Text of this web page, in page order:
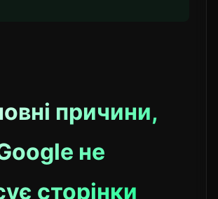
причини,
не
сторінки